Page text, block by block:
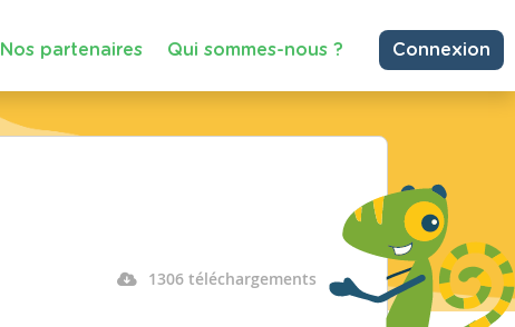
Nos partenaires Qui sommes-nous ? Connexion
1306 téléchargements